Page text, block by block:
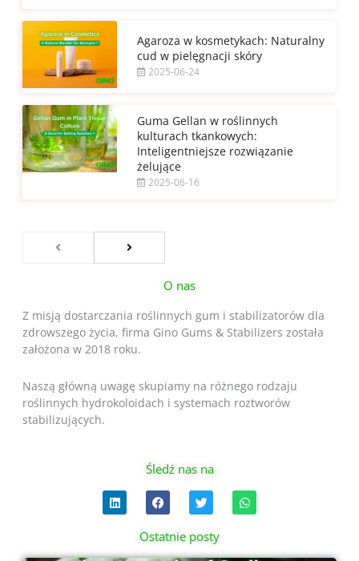
Agaroza w kosmetykach: Naturalny
cud w pielęgnacji skóry
2025-06-24
Guma Gellan w roślinnych
kulturach tkankowych:
Inteligentniejsze rozwiązanie
żelujące
2025-06-16
O nas
Z misją dostarczania roślinnych gum i stabilizatorów dla
zdrowszego życia, firma Gino Gums & Stabilizers została
założona w 2018 roku.
Naszą główną uwagę skupiamy na różnego rodzaju
roślinnych hydrokoloidach i systemach roztworów
stabilizujących.
Śledź nas na
L
i
n
d
F
a
c
e
b
o
T
w
i
t
t
e
W
h
a
a
Ostatnie posty